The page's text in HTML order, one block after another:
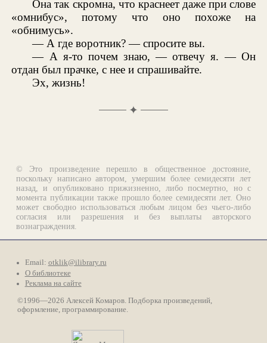
Она так скромна, что краснеет даже при слове
«омнибус», потому что оно похоже на
«обнимусь».
— А где воротник? — спросите вы.
— А я-то почем знаю, — отвечу я. — Он
отдан был прачке, с нее и спрашивайте.
Эх, жизнь!
✦
© Это произведение перешло в общественное достояние,
поскольку написано автором, умершим более семидесяти лет
назад, и опубликовано прижизненно, либо посмертно, но с
момента публикации также прошло более семидесяти лет. Оно
может свободно использоваться любым лицом без чьего-либо
согласия или разрешения и без выплаты авторского
вознаграждения.
Email: otklik@ilibrary.ru
О библиотеке
Реклама на сайте
©1996—2026 Алексей Комаров. Подборка произведений,
оформление, программирование.